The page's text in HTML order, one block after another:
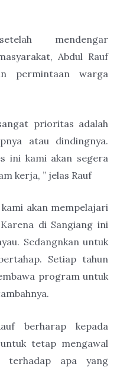
mendengar
Abdul Rauf
permintaan warga
prioritas adalah
atau dindingnya.
ini kami akan segera
kerja, ” jelas Rauf
akan mempelajari
di Sangiang ini
Sedangnkan untuk
Setiap tahun
program untuk
berharap kepada
tetap mengawal
terhadap apa yang